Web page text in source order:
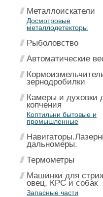
Металлоискатели
Досмотровые
металлодетекторы
Рыболовство
Автоматические
зернодробилки
Камеры и духовки
копчения
Коптильни бытовые и
промышленные
дальномеры.
Термометры
Машинки для
овец, КРС и собак
Запасные части